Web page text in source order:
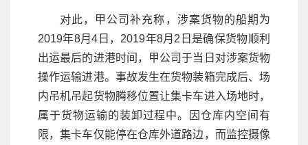
对此，甲公司补充称，涉案货物的船期为
2019年8月4日，2019年8月2日是确保货物顺利
出运最后的进港时间，甲公司于当日对涉案货物
操作运输进港。事故发生在货物装箱完成后、场
内吊机吊起货物腾移位置让集卡车进入场地时，
属于货物运输的装卸过程中。因仓库内空间有
限，集卡车仅能停在仓库外道路边，而监控摄像